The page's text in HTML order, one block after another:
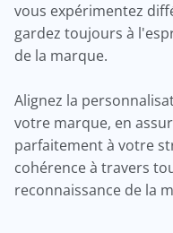
vous expérimentez
gardez toujours à
de la marque.
Alignez la
votre marque, en
parfaitement à votre
cohérence à travers
reconnaissance de la